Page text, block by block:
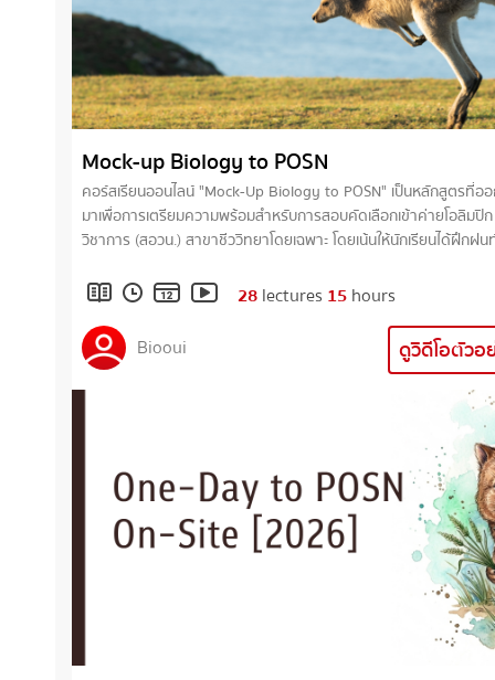
Mock-up Biology to POSN
คอร์สเรียนออนไลน์ "Mock-Up Biology to POSN" เป็นหลักสูตรที่อ
มาเพื่อการเตรียมความพร้อมสำหรับการสอบคัดเลือกเข้าค่ายโอลิมปิก
วิชาการ (สอวน.) สาขาชีววิทยาโดยเฉพาะ โดยเน้นให้นักเรียนได้ฝึกฝน
มากกว่า 600 ข้อ ซึ่งจัดเรียงตามหัวข้อ (Topic) ที่สอดคล้องกับโครง
โจทย์ทุกข้อ เพื่อให้นักเรียนสามารถตรวจสอบความถูกต้องและศึกษา
แนวทางการวิเคราะห์โจทย์เพิ่มเติมหลังจากที่ได้ทดลองทำด้วยตนเอ
ทั้งหมดนี้มุ่งหวังให้นักเรียนสามารถทบทวนเนื้อหาได้อย่างตรงประเด็น
ความพร้อมสำหรับการเตรียมตัวสอบ สอวน.ชีววิทยาค่าย 1 ต่อไป
28lectures 15hours
Biooui
ดูวิดีโอตัวอ